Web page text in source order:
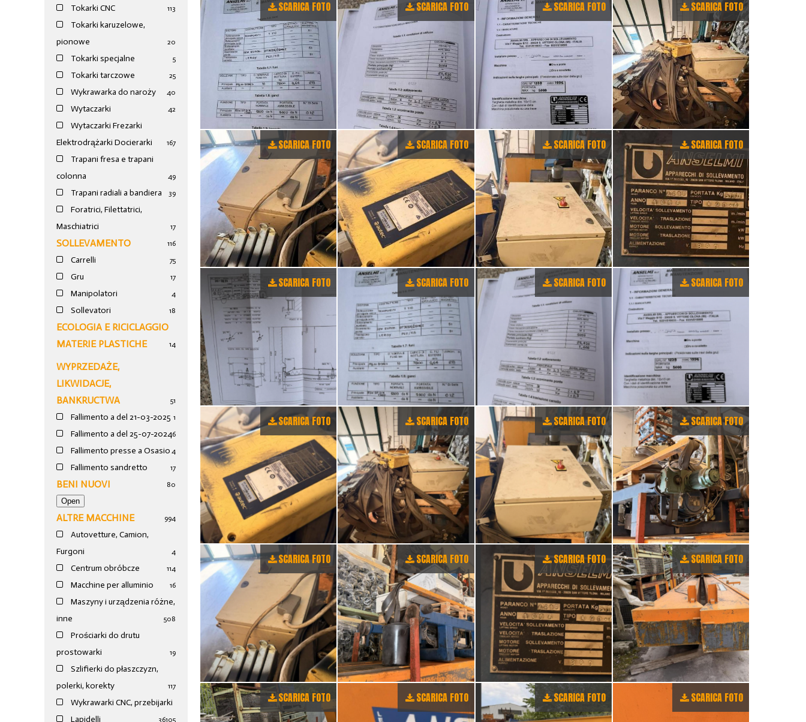
Tokarki CNC 113
Tokarki karuzelowe,
pionowe
20
Tokarki specjalne 5
Tokarki tarczowe 25
Wykrawarka do naroży 40
Wytaczarki 42
Wytaczarki Frezarki
Elektrodrążarki Docierarki
167
Trapani fresa e trapani
colonna
49
Trapani radiali a bandiera 39
Foratrici, Filettatrici,
Maschiatrici
17
SOLLEVAMENTO 116
Carrelli 75
Gru 17
Manipolatori 4
Sollevatori 18
ECOLOGIA E RICICLAGGIO
MATERIE PLASTICHE
14
WYPRZEDAŻE,
LIKWIDACJE,
BANKRUCTWA
51
Fallimento a del 21-03-2025 1
Fallimento a del 25-07-20246
Fallimento presse a Osasio 4
Fallimento sandretto 17
BENI NUOVI 80
ALTRE MACCHINE 994
Autovetture, Camion,
Furgoni
4
Centrum obróbcze 114
Macchine per alluminio 16
Maszyny i urządzenia różne,
inne
508
Prościarki do drutu
prostowarki
19
Szlifierki do płaszczyzn,
polerki, korekty
117
Wykrawarki CNC, przebijarki
105
Lapidelli 36
SCARICA FOTO SCARICA FOTO SCARICA FOTO SCARICA FOTO
SCARICA FOTO SCARICA FOTO SCARICA FOTO SCARICA FOTO
SCARICA FOTO SCARICA FOTO SCARICA FOTO SCARICA FOTO
SCARICA FOTO SCARICA FOTO SCARICA FOTO SCARICA FOTO
SCARICA FOTO SCARICA FOTO SCARICA FOTO SCARICA FOTO
SCARICA FOTO SCARICA FOTO SCARICA FOTO SCARICA FOTO